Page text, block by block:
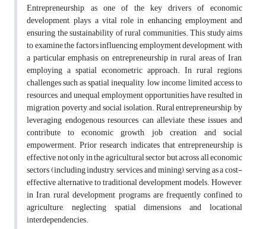
Entrepreneurship, as one of the key drivers of economic
development, plays a vital role in enhancing employment and
ensuring the sustainability of rural communities. This study aims
to examine the factors influencing employment development, with
a particular emphasis on entrepreneurship in rural areas of Iran,
employing a spatial econometric approach. In rural regions,
challenges such as spatial inequality, low income, limited access to
resources, and unequal employment opportunities have resulted in
migration, poverty, and social isolation. Rural entrepreneurship, by
leveraging endogenous resources, can alleviate these issues and
contribute to economic growth, job creation, and social
empowerment. Prior research indicates that entrepreneurship is
effective not only in the agricultural sector but across all economic
sectors (including industry, services, and mining), serving as a cost-
effective alternative to traditional development models. However,
in Iran, rural development programs are frequently confined to
agriculture, neglecting spatial dimensions and locational
interdependencies.